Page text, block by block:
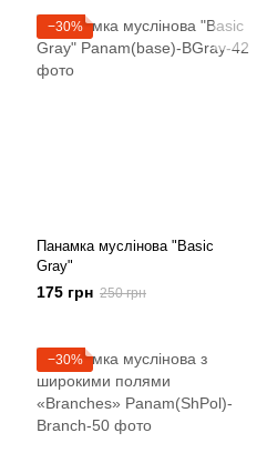
−30%
Панамка муслінова "Basic
Gray"
175 грн 250 грн
−30%